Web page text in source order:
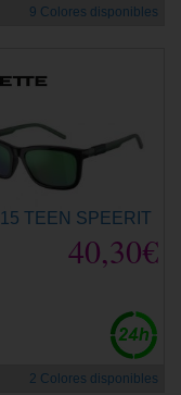
9 Colores disponibles
TEEN SPEERIT
40,30€
2 Colores disponibles